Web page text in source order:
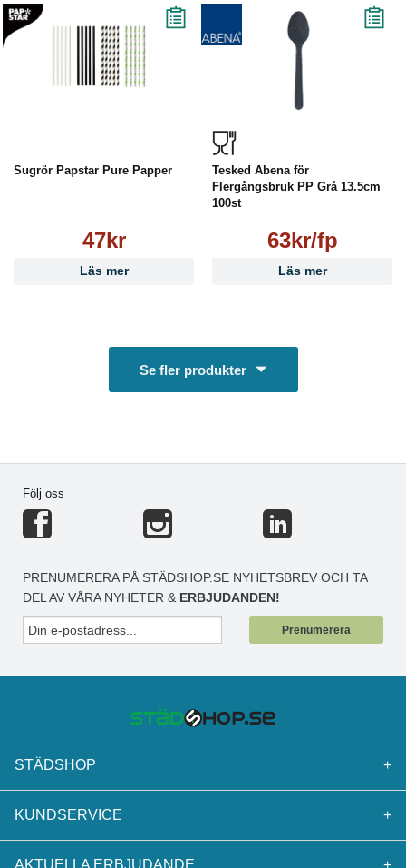
Sugrör Papstar Pure Papper
47kr
Läs mer
Tesked Abena för
Flergångsbruk PP Grå 13.5cm
100st
63kr/fp
Läs mer
Se fler produkter
Följ oss
PRENUMERERA PÅ STÄDSHOP.SE NYHETSBREV OCH TA
DEL AV VÅRA NYHETER & ERBJUDANDEN!
Prenumerera
STÄDSHOP +
KUNDSERVICE +
AKTUELLA ERBJUDANDE +